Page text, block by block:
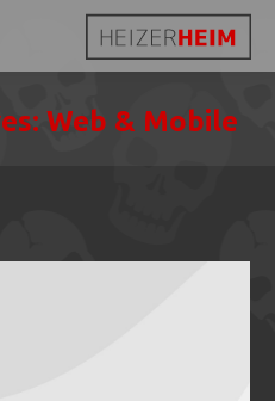
Web & Mobile